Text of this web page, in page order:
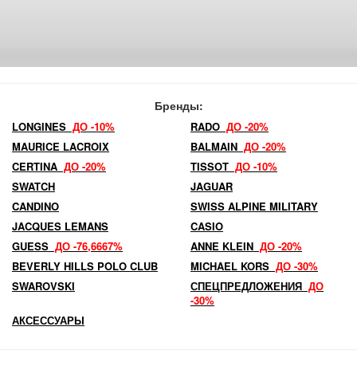
Бренды:
LONGINES ДО -10% RADO ДО -20%
MAURICE LACROIX
BALMAIN ДО -20%
CERTINA ДО -20% TISSOT ДО -10%
SWATCH
JAGUAR
CANDINO
SWISS ALPINE MILITARY
JACQUES LEMANS
CASIO
GUESS ДО -76,6667% ANNE KLEIN ДО -20%
BEVERLY HILLS POLO CLUB
MICHAEL KORS ДО -30%
SWAROVSKI
СПЕЦПРЕДЛОЖЕНИЯ ДО
-30%
АКСЕССУАРЫ